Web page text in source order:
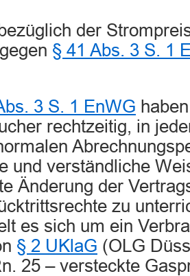
der
§ 41 Abs. 3 S. 1
3 S. 1 EnWG
rechtzeitig, in
und verständliche
Änderung der
zu
es sich um ein
§ 2 UKlaG (OLG
25 – versteckte